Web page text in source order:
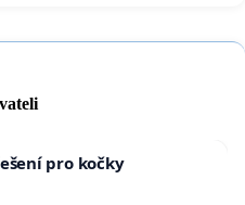
pro kočky